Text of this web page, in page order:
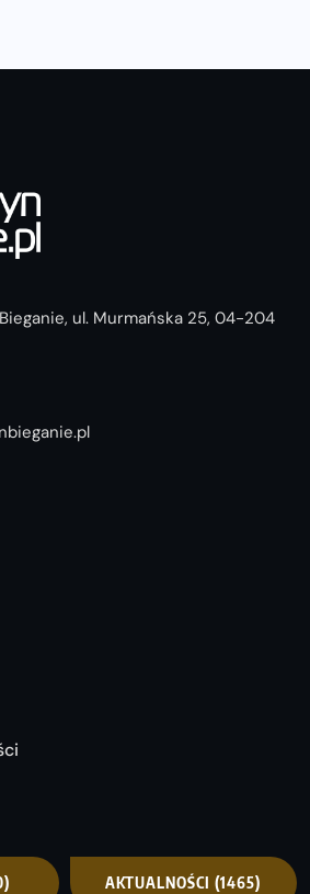
ul. Murmańska 25, 04-204
AKTUALNOŚCI (1465)